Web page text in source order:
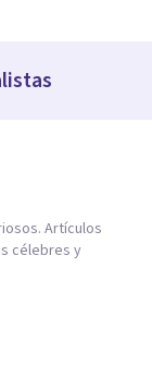
Artículos
célebres y